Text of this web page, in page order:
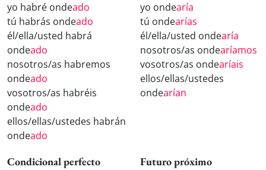
yo habré ondeado
tú habrás ondeado
él/ella/usted habrá
ondeado
nosotros/as habremos
ondeado
vosotros/as habréis
ondeado
ellos/ellas/ustedes habrán
ondeado
yo ondearía
tú ondearías
él/ella/usted ondearía
nosotros/as ondearíamos
vosotros/as ondearíais
ellos/ellas/ustedes
ondearían
Condicional perfecto Futuro próximo